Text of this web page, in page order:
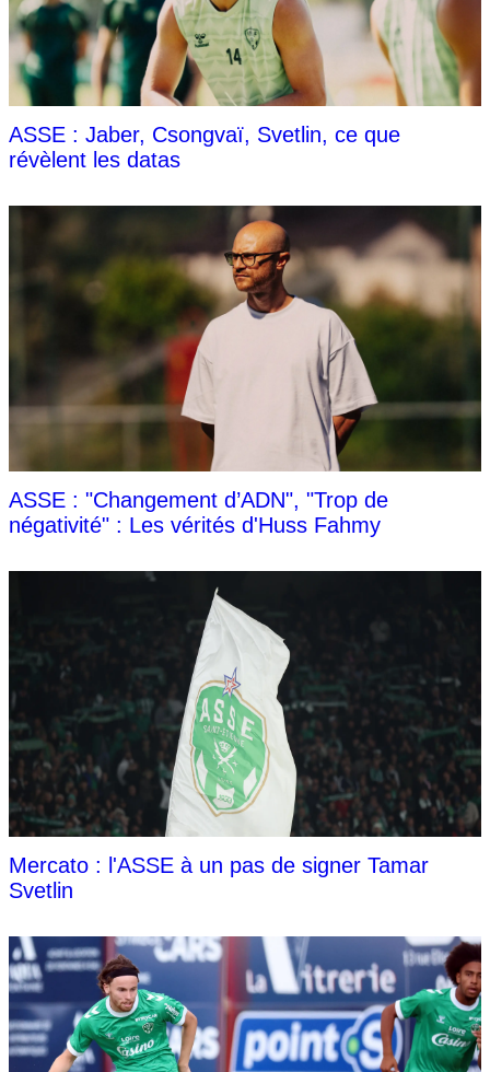
ASSE : Jaber, Csongvaï, Svetlin, ce que
révèlent les datas
ASSE : "Changement d’ADN", "Trop de
négativité" : Les vérités d'Huss Fahmy
Mercato : l'ASSE à un pas de signer Tamar
Svetlin